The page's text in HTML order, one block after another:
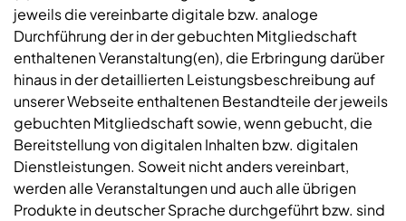
jeweils die vereinbarte digitale bzw. analoge
Durchführung der in der gebuchten Mitgliedschaft
enthaltenen Veranstaltung(en), die Erbringung darüber
hinaus in der detaillierten Leistungsbeschreibung auf
unserer Webseite enthaltenen Bestandteile der jeweils
gebuchten Mitgliedschaft sowie, wenn gebucht, die
Bereitstellung von digitalen Inhalten bzw. digitalen
Dienstleistungen. Soweit nicht anders vereinbart,
werden alle Veranstaltungen und auch alle übrigen
Produkte in deutscher Sprache durchgeführt bzw. sind